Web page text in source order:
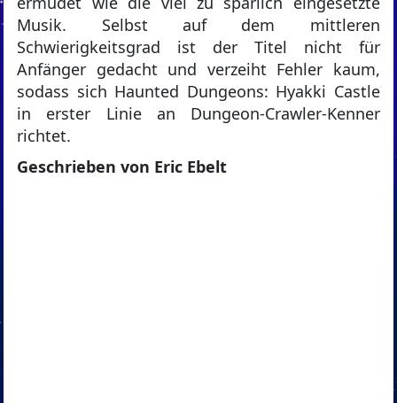
Musik. Selbst auf dem mittleren
Schwierigkeitsgrad ist der Titel nicht für
Anfänger gedacht und verzeiht Fehler kaum,
sodass sich Haunted Dungeons: Hyakki Castle
in erster Linie an Dungeon-Crawler-Kenner
richtet.
Geschrieben von Eric Ebelt